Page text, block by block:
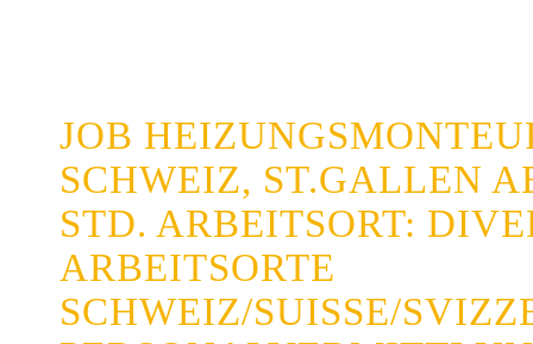
JOB
SCHWEIZ, ST.GALLEN
STD. ARBEITSORT:
ARBEITSORTE
SCHWEIZ/SUISSE/